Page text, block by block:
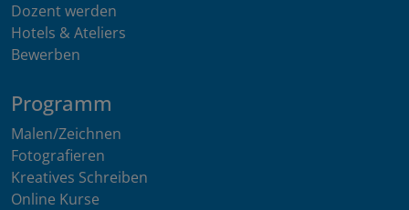
Dozent werden
Hotels & Ateliers
Bewerben
Programm
Malen/Zeichnen
Fotografieren
Kreatives Schreiben
Online Kurse